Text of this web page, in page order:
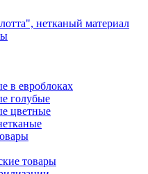
нетканый материал
в евроблоках
голубые
цветные
товары